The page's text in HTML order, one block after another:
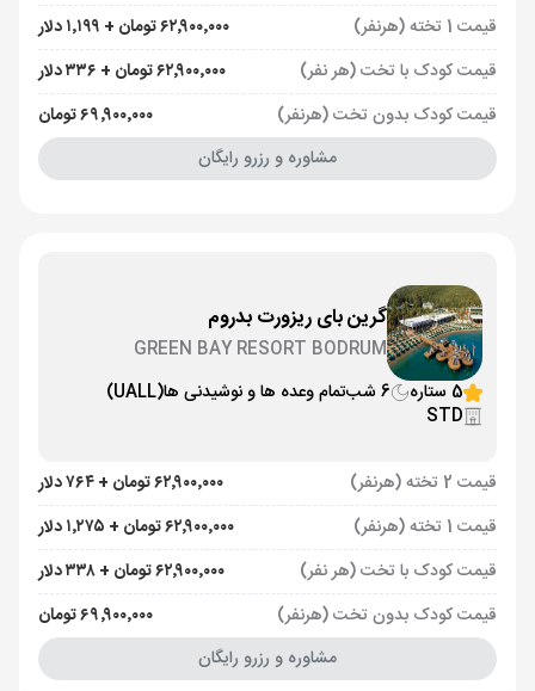
قیمت 1 تخته (هرنفر)
۶۲٬۹۰۰٬۰۰۰ تومان + ۱٬۱۹۹ دلار
قیمت کودک با تخت (هر نفر)
۶۲٬۹۰۰٬۰۰۰ تومان + ۳۳۶ دلار
قیمت کودک بدون تخت (هرنفر)
۶۹٬۹۰۰٬۰۰۰ تومان
مشاوره و رزرو رایگان
گرین بای ریزورت بدروم
GREEN BAY RESORT BODRUM
5 ستاره
6 شب تمام وعده ها و نوشیدنی ها(UALL)
STD
قیمت 2 تخته (هرنفر)
۶۲٬۹۰۰٬۰۰۰ تومان + ۷۶۴ دلار
قیمت 1 تخته (هرنفر)
۶۲٬۹۰۰٬۰۰۰ تومان + ۱٬۲۷۵ دلار
قیمت کودک با تخت (هر نفر)
۶۲٬۹۰۰٬۰۰۰ تومان + ۳۳۸ دلار
قیمت کودک بدون تخت (هرنفر)
۶۹٬۹۰۰٬۰۰۰ تومان
مشاوره و رزرو رایگان